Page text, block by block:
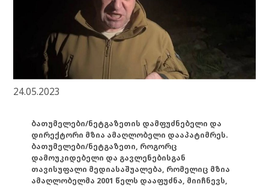
24.05.2023
ბათუმელები/ნეტგაზეთის დამფუძნებელი და
დირექტორი მზია ამაღლობელი დააპატიმრეს.
ბათუმელები/ნეტგაზეთი, როგორც
დამოუკიდებელი და გავლენებისგან
თავისუფალი მედიასაშუალება, რომელიც მზია
ამაღლობელმა 2001 წელს დააფუძნა, მიიჩნევს,